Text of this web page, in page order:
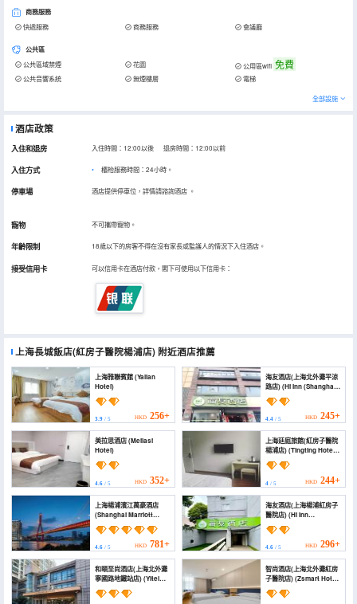
商務服務
快遞服務 商務服務 會議廳
公共區
公共區域禁煙 花園 公用區wifi 免費
公共音響系統 無煙樓層 電梯
全部設施
酒店政策
入住和退房 入住時間：12:00以後 退房時間：12:00以前
入住方式 櫃枱服務時間：24小時。
停車場 酒店提供停車位，詳情請諮詢酒店 。
寵物 不可攜帶寵物。
年齡限制 18歲以下的房客不得在沒有家長或監護人的情況下入住酒店。
接受信用卡 可以信用卡在酒店付款，閣下可使用以下信用卡：
上海長城飯店(紅房子醫院楊浦店) 附近酒店推薦
上海雅聯賓館 (Yalian
Hotel)
3.9 / 5 HKD 256+
海友酒店(上海北外灘平涼
路店) (Hi Inn (Shanghai
North Bund Pingliang
Road))
4.4/ 5 HKD 245+
美拉思酒店 (Meilasi
Hotel)
4.6 / 5 HKD 352+
上海廷庭旅館(紅房子醫院
楊浦店) (Tingting Hotel
Shanghai)
4/ 5 HKD 244+
上海楊浦濱江萬豪酒店
(Shanghai Marriott
Hotel Yangpu
Riverside)
4.6 / 5 HKD 781+
海友酒店(上海楊浦紅房子
醫院店) (Hi Inn
(Shanghai Yangpu
Hongfangzi Hospital))
4.6/ 5 HKD 296+
和頤至尚酒店(上海北外灘
寧國路地鐵站店) (Yitel
Collection Hotel
(Shanghai North Bund
智尚酒店(上海北外灘紅房
子醫院店) (Zsmart Hotel
(Shanghai North Bund
Red House Hospital